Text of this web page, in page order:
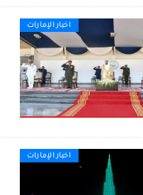
اخبار الإمارات
اخبار الإمارات